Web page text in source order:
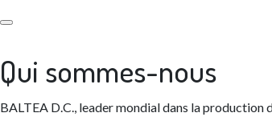
Qui sommes-nous
BALTEA D.C., leader mondial dans la